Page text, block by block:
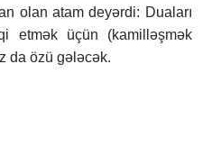
olan atam deyərdi: Duaları
etmək üçün (kamilləşmək
da özü gələcək.